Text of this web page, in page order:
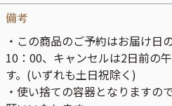
備考
・この商品のご予約はお届け日
10：00、キャンセルは2日前の
す。(いずれも土日祝除く)
・使い捨ての容器となりますの